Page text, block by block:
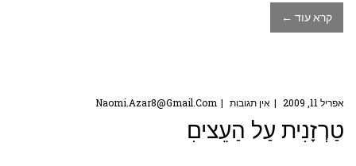
קרא עוד ←
אפריל 11, 2009 אין תגובות Naomi.azar8@gmail.com
טַרְזָנִית עַל הַעֵציםִ